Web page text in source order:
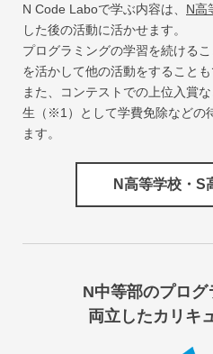
N Code Laboで学ぶ内容は、 N高
した後の活動に活かせます。
プログラミングの学習を続ける
を活かして他の活動をすることも
また、コンテストでの上位入賞
生（※1）として学費免除などの
ます。
N高等学校・S
N中等部のプログ
両立したカリキ